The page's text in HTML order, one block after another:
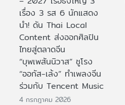
เรื่อง 3 รส 6 นักแสดง
นำ! ดัน Thai Local
Content ส่งออกศิลปิน
ไทยสู่ตลาดจีน
“บุพเพสันนิวาส” ชูโรง
“ออกัส-เล้ง” ทำเพลงจีน
ร่วมกับ Tencent Music
4 กรกฎาคม 2026